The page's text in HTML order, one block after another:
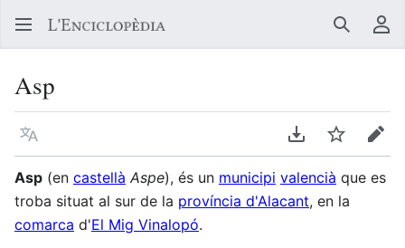
Buscar
Asp
Llegir en un atre idioma Descarregar en
Vigilar
Asp (en castellà Aspe), és un municipi valencià que es
troba situat al sur de la província d'Alacant, en la
comarca d'El Mig Vinalopó.